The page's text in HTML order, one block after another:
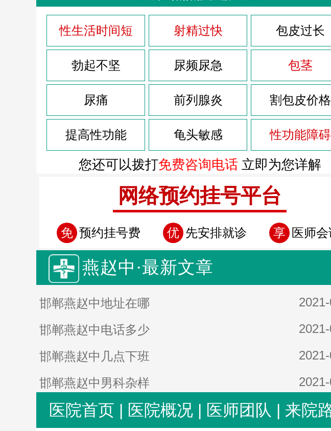
性生活时间短 射精过快 包皮过长
勃起不坚 尿频尿急 包茎
尿痛 前列腺炎 割包皮价格
提高性功能 龟头敏感 性功能障碍
您还可以拨打免费咨询电话立即为您详解
网络预约挂号平台
免 预约挂号费 优 先安排就诊 享 医师会
燕赵中·最新文章
邯郸燕赵中地址在哪
邯郸燕赵中电话多少
邯郸燕赵中几点下班
邯郸燕赵中男科杂样
邯郸燕赵中男科靠谱吗
2021-
医院首页 | 医院概况 | 医师团队 | 来院